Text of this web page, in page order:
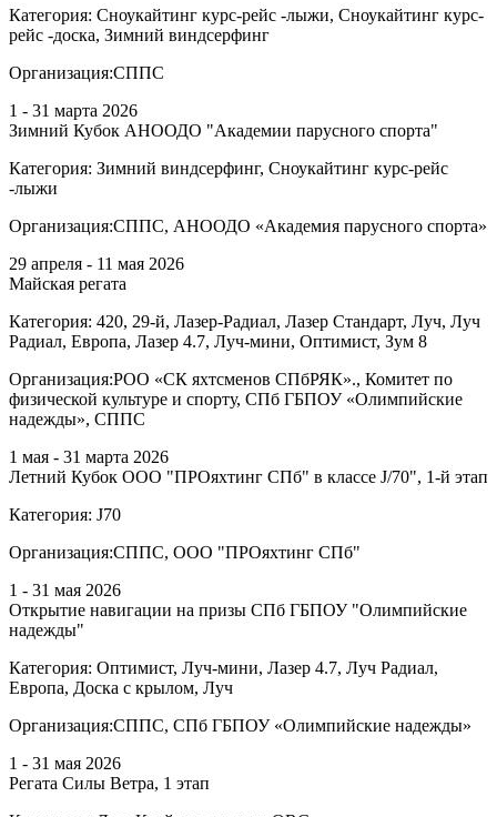
Категория: Сноукайтинг курс-рейс -лыжи, Сноукайтинг курс-
рейс -доска, Зимний виндсерфинг
Организация:СППС
1 - 31 марта 2026
Зимний Кубок АНООДО "Академии парусного спорта"
Категория: Зимний виндсерфинг, Сноукайтинг курс-рейс
-лыжи
Организация:СППС, АНООДО «Академия парусного спорта»
29 апреля - 11 мая 2026
Майская регата
Категория: 420, 29-й, Лазер-Радиал, Лазер Стандарт, Луч, Луч
Радиал, Европа, Лазер 4.7, Луч-мини, Оптимист, Зум 8
Организация:РОО «СК яхтсменов СПбРЯК»., Комитет по
физической культуре и спорту, СПб ГБПОУ «Олимпийские
надежды», СППС
1 мая - 31 марта 2026
Летний Кубок ООО "ПРОяхтинг СПб" в классе J/70", 1-й этап
Категория: J70
Организация:СППС, ООО "ПРОяхтинг СПб"
1 - 31 мая 2026
Открытие навигации на призы СПб ГБПОУ "Олимпийские
надежды"
Категория: Оптимист, Луч-мини, Лазер 4.7, Луч Радиал,
Европа, Доска с крылом, Луч
Организация:СППС, СПб ГБПОУ «Олимпийские надежды»
1 - 31 мая 2026
Регата Силы Ветра, 1 этап